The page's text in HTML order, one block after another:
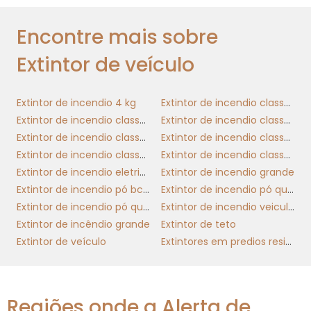
todos.
TREINAMENTO E
CAPACITAÇÃO
Adquirir um extintor de veículo é apenas o
primeiro passo. Para que ele realmente
cumpra seu papel em uma situação de
emergência, é essencial que os colaboradores
sejam treinados sobre seu uso. Investir em
treinamentos periódicos fornece os
conhecimentos e habilidades necessárias
para que os funcionários se sintam seguros e
confiantes ao utilizar o equipamento em uma
Além do uso correto do extintor, o
Encontre mais sobre
Extintor de veículo
Extintor de incendio 4 kg
Extintor de incendio classe a
Extintor de incendio classe abc
Extintor de incendio classe b
Extintor de incendio classe c
Extintor de incendio classe d
Extintor de incendio classe e
Extintor de incendio classe k
Extintor de incendio eletricidade
Extintor de incendio grande
Extintor de incendio pó bc 4 kg
Extintor de incendio pó quimico
Extintor de incendio pó quimico 4kg
Extintor de incendio veicular abc
Extintor de incêndio grande
Extintor de teto
Extintor de veículo
Extintores em predios residenciais